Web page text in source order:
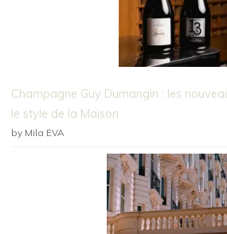
Champagne Guy Dumangin : les
le style de la Maison
by Mila EVA